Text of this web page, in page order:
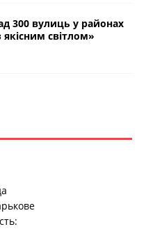
300 вулиць у районах
якісним світлом»